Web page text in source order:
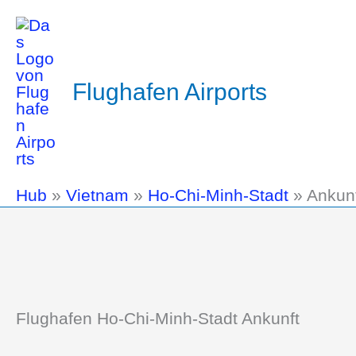
Flughafen Airports
Hub » Vietnam » Ho-Chi-Minh-Stadt »
Flughafen Ho-Chi-Minh-Stadt Ankunft